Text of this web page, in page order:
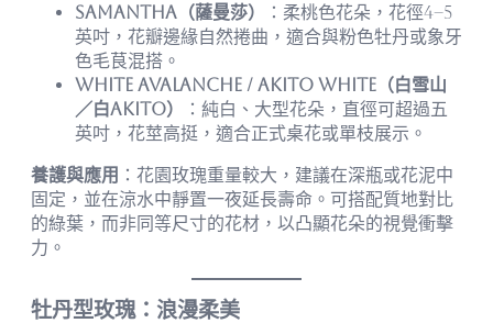
Samantha（薩曼莎）
：柔桃色花朵，花徑4–5
英吋，花瓣邊緣自然捲曲，適合與粉色牡丹或象牙
色毛茛混搭。
White Avalanche / Akito White（白雪山
／白Akito）
：純白、大型花朵，直徑可超過五
英吋，花莖高挺，適合正式桌花或單枝展示。
養護與應用 ：花園玫瑰重量較大，建議在深瓶或花泥中
固定，並在涼水中靜置一夜延長壽命。可搭配質地對比
的綠葉，而非同等尺寸的花材，以凸顯花朵的視覺衝擊
力。
牡丹型玫瑰：浪漫柔美